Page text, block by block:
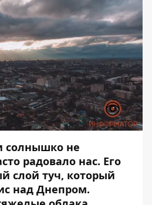
солнышко не
радовало нас. Его
слой туч, который
над Днепром.